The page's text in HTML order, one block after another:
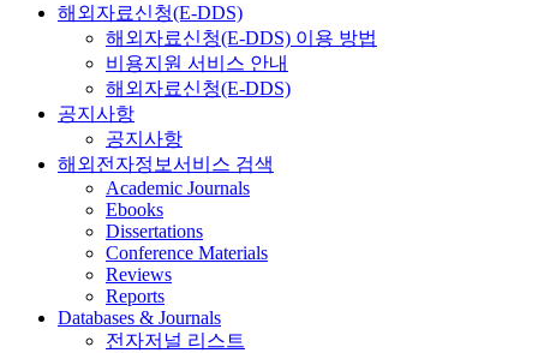
해외자료신청(E-DDS)
해외자료신청(E-DDS) 이용 방법
비용지원 서비스 안내
해외자료신청(E-DDS)
공지사항
공지사항
해외전자정보서비스 검색
Academic Journals
Ebooks
Dissertations
Conference Materials
Reviews
Reports
Databases & Journals
전자저널 리스트